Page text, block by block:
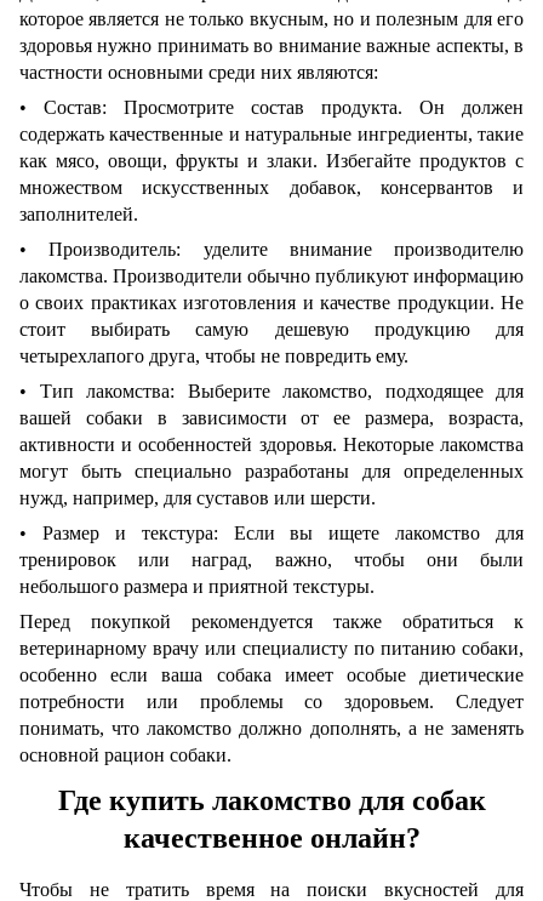
которое является не только вкусным, но и полезным для его
здоровья нужно принимать во внимание важные аспекты, в
частности основными среди них являются:
• Состав: Просмотрите состав продукта. Он должен
содержать качественные и натуральные ингредиенты, такие
как мясо, овощи, фрукты и злаки. Избегайте продуктов с
множеством искусственных добавок, консервантов и
заполнителей.
• Производитель: уделите внимание производителю
лакомства. Производители обычно публикуют информацию
о своих практиках изготовления и качестве продукции. Не
стоит выбирать самую дешевую продукцию для
четырехлапого друга, чтобы не повредить ему.
• Тип лакомства: Выберите лакомство, подходящее для
вашей собаки в зависимости от ее размера, возраста,
активности и особенностей здоровья. Некоторые лакомства
могут быть специально разработаны для определенных
нужд, например, для суставов или шерсти.
• Размер и текстура: Если вы ищете лакомство для
тренировок или наград, важно, чтобы они были
небольшого размера и приятной текстуры.
Перед покупкой рекомендуется также обратиться к
ветеринарному врачу или специалисту по питанию собаки,
особенно если ваша собака имеет особые диетические
потребности или проблемы со здоровьем. Следует
понимать, что лакомство должно дополнять, а не заменять
основной рацион собаки.
Где купить лакомство для собак
качественное онлайн?
Чтобы не тратить время на поиски вкусностей для